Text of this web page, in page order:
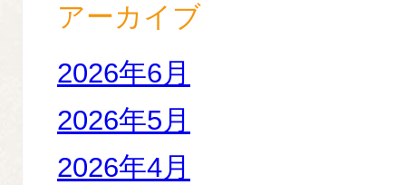
アーカイブ
2026年6月
2026年5月
2026年4月